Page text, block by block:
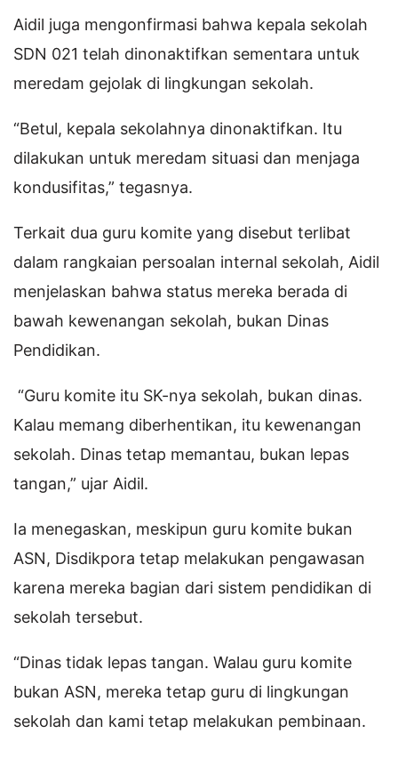
Aidil juga mengonfirmasi bahwa kepala sekolah
SDN 021 telah dinonaktifkan sementara untuk
meredam gejolak di lingkungan sekolah.
“Betul, kepala sekolahnya dinonaktifkan. Itu
dilakukan untuk meredam situasi dan menjaga
kondusifitas,” tegasnya.
Terkait dua guru komite yang disebut terlibat
dalam rangkaian persoalan internal sekolah, Aidil
menjelaskan bahwa status mereka berada di
bawah kewenangan sekolah, bukan Dinas
Pendidikan.
“Guru komite itu SK-nya sekolah, bukan dinas.
Kalau memang diberhentikan, itu kewenangan
sekolah. Dinas tetap memantau, bukan lepas
tangan,” ujar Aidil.
Ia menegaskan, meskipun guru komite bukan
ASN, Disdikpora tetap melakukan pengawasan
karena mereka bagian dari sistem pendidikan di
sekolah tersebut.
“Dinas tidak lepas tangan. Walau guru komite
bukan ASN, mereka tetap guru di lingkungan
sekolah dan kami tetap melakukan pembinaan.